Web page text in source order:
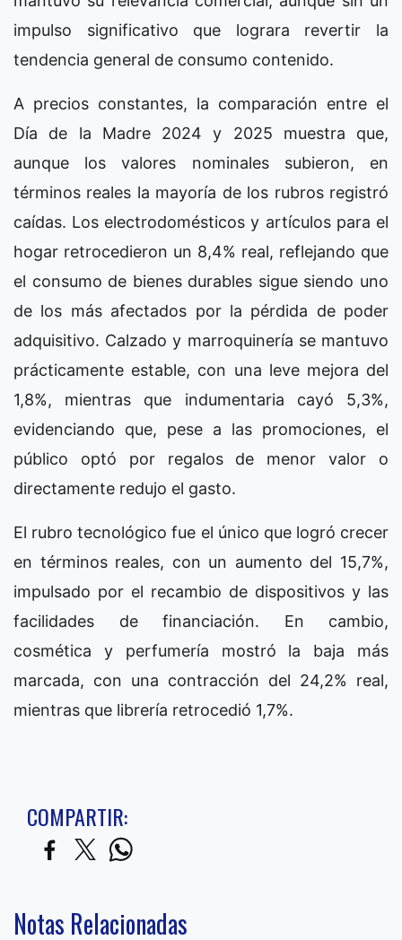
impulso significativo que lograra revertir la
tendencia general de consumo contenido.
A precios constantes, la comparación entre el
Día de la Madre 2024 y 2025 muestra que,
aunque los valores nominales subieron, en
términos reales la mayoría de los rubros registró
caídas. Los electrodomésticos y artículos para el
hogar retrocedieron un 8,4% real, reflejando que
el consumo de bienes durables sigue siendo uno
de los más afectados por la pérdida de poder
adquisitivo. Calzado y marroquinería se mantuvo
prácticamente estable, con una leve mejora del
1,8%, mientras que indumentaria cayó 5,3%,
evidenciando que, pese a las promociones, el
público optó por regalos de menor valor o
directamente redujo el gasto.
El rubro tecnológico fue el único que logró crecer
en términos reales, con un aumento del 15,7%,
impulsado por el recambio de dispositivos y las
facilidades de financiación. En cambio,
cosmética y perfumería mostró la baja más
marcada, con una contracción del 24,2% real,
mientras que librería retrocedió 1,7%.
COMPARTIR:
Notas Relacionadas